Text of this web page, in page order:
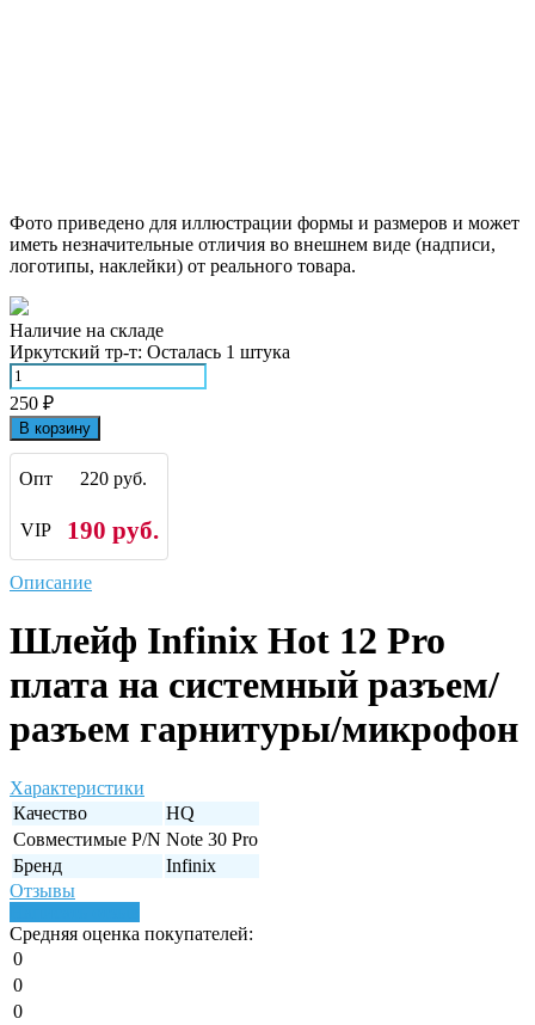
Фото приведено для иллюстрации формы и размеров и может
иметь незначительные отличия во внешнем виде (надписи,
логотипы, наклейки) от реального товара.
Наличие на складе
Иркутский тр-т: Осталась 1 штука
250 ₽
В корзину
Опт 220 руб.
VIP 190 руб.
Описание
Шлейф Infinix Hot 12 Pro
плата на системный разъем/
разъем гарнитуры/микрофон
Характеристики
Качество
HQ
Совместимые P/N Note 30 Pro
Бренд
Infinix
Отзывы
Средняя оценка покупателей:
0
0
0